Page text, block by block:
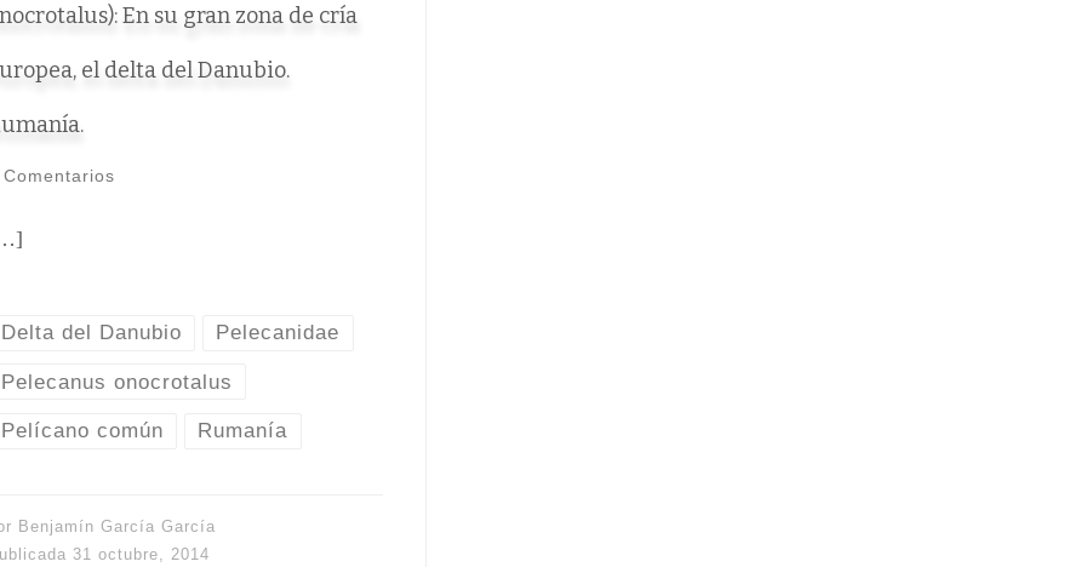
En su gran zona de cría
el delta del Danubio.
Delta del Danubio Pelecanidae
Pelecanus onocrotalus
Pelícano común Rumanía
Benjamín García García
31 octubre, 2014